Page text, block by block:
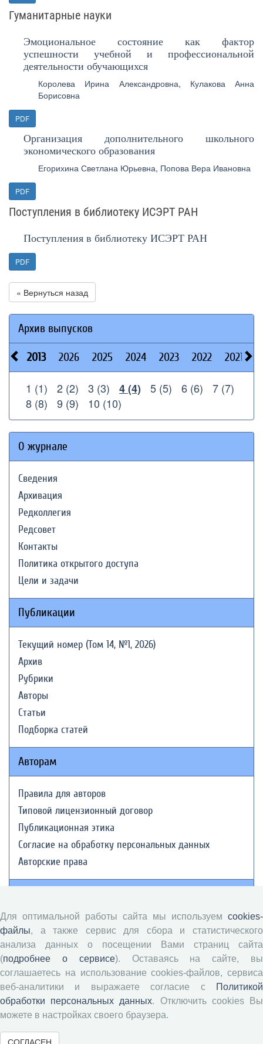
Гуманитарные науки
Эмоциональное состояние как фактор
успешности учебной и профессиональной
деятельности обучающихся
Королева Ирина Александровна, Кулакова Анна
Борисовна
PDF
Организация дополнительного школьного
экономического образования
Егорихина Светлана Юрьевна, Попова Вера Ивановна
PDF
Поступления в библиотеку ИСЭРТ РАН
Поступления в библиотеку ИСЭРТ РАН
PDF
« Вернуться назад
Архив выпусков
2013 2026 2025 2024 2023 2022 2021
1 (1) 2 (2) 3 (3) 4 (4) 5 (5) 6 (6)
7 (7)
8 (8)
9 (9) 10 (10)
О журнале
Сведения
Архивация
Редколлегия
Редсовет
Контакты
Политика открытого доступа
Цели и задачи
Публикации
Текущий номер (Том 14, №1, 2026)
Архив
Рубрики
Авторы
Статьи
Подборка статей
Авторам
Правила для авторов
Типовой лицензионный договор
Публикационная этика
Согласие на обработку персональных данных
Авторские права
Памятка рецензенту
Положение о рецензировании
Форма рецензии
Журналы ВолНЦ РАН
Экономические и социальные перемены
Для оптимальной работы сайта мы используем cookies-
файлы, а также сервис для сбора и статистического
анализа данных о посещении Вами страниц сайта
(подробнее о сервисе). Оставаясь на сайте, вы
соглашаетесь на использование cookies-файлов, сервиса
веб-аналитики и выражаете согласие с
Политикой
обработки персональных данных. Отключить cookies Вы
можете в настройках своего браузера.